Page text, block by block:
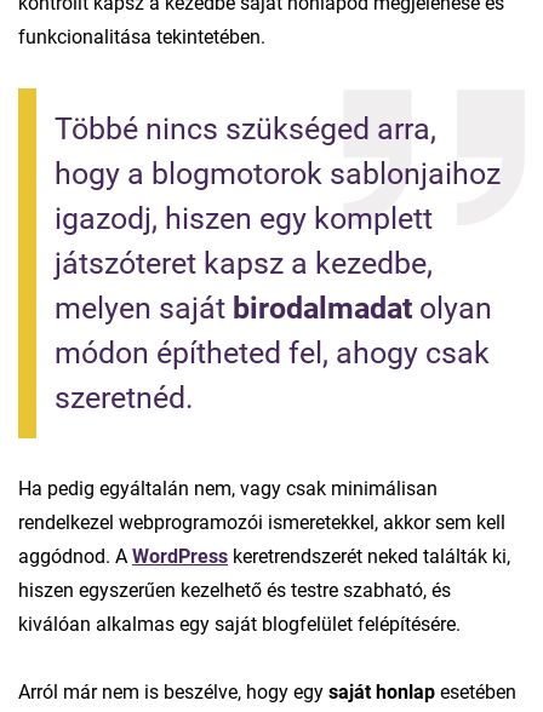
funkcionalitása tekintetében.
Többé nincs szükséged arra,
hogy a blogmotorok sablonjaihoz
igazodj, hiszen egy komplett
játszóteret kapsz a kezedbe,
melyen saját birodalmadat olyan
módon építheted fel, ahogy csak
szeretnéd.
Ha pedig egyáltalán nem, vagy csak minimálisan
rendelkezel webprogramozói ismeretekkel, akkor sem kell
aggódnod. A WordPress keretrendszerét neked találták ki,
hiszen egyszerűen kezelhető és testre szabható, és
kiválóan alkalmas egy saját blogfelület felépítésére.
Arról már nem is beszélve, hogy egy saját honlap esetében